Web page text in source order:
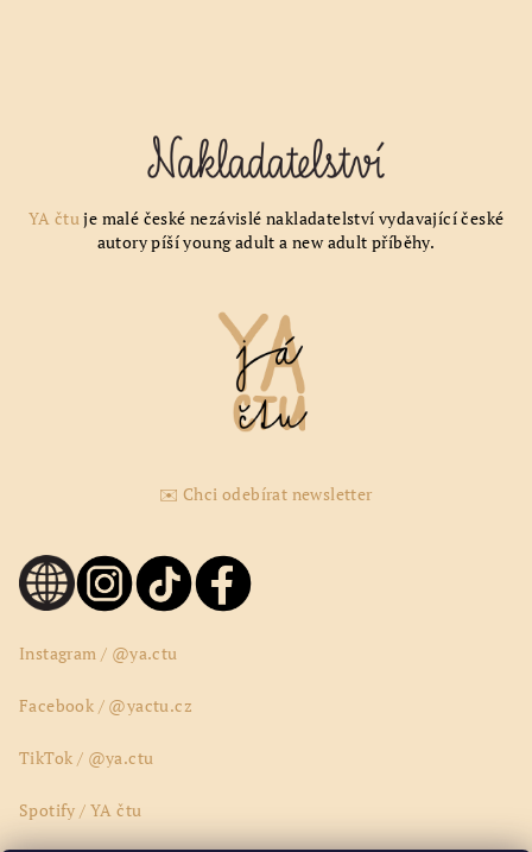
YA čtu je malé české nezávislé nakladatelství vydavající české
autory píší young adult a new adult příběhy.
✉️ Chci odebírat newsletter
Instagram / @ya.ctu
Facebook / @yactu.cz
TikTok / @ya.ctu
Spotify / YA čtu